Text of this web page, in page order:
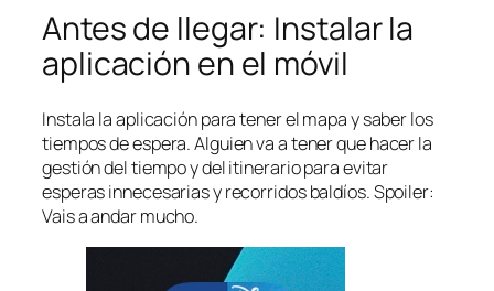
Antes de llegar: Instalar la
aplicación en el móvil
Instala la aplicación para tener el mapa y saber los
tiempos de espera. Alguien va a tener que hacer la
gestión del tiempo y del itinerario para evitar
esperas innecesarias y recorridos baldíos. Spoiler:
Vais a andar mucho.